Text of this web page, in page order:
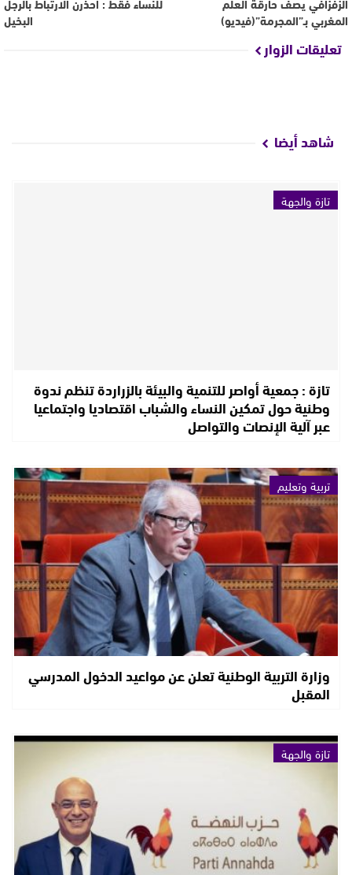
المغربي بـ”المجرمة”(فيديو) البخيل
تعليقات الزوار
شاهد أيضا
تازة والجهة
تازة : جمعية أواصر للتنمية والبيئة بالزراردة تنظم ندوة
وطنية حول تمكين النساء والشباب اقتصاديا واجتماعيا
عبر آلية الإنصات والتواصل
تربية وتعليم
وزارة التربية الوطنية تعلن عن مواعيد الدخول المدرسي
المقبل
تازة والجهة